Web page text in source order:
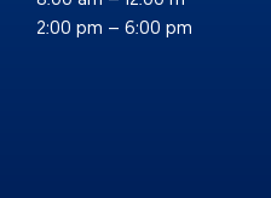
2:00 pm – 6:00 pm